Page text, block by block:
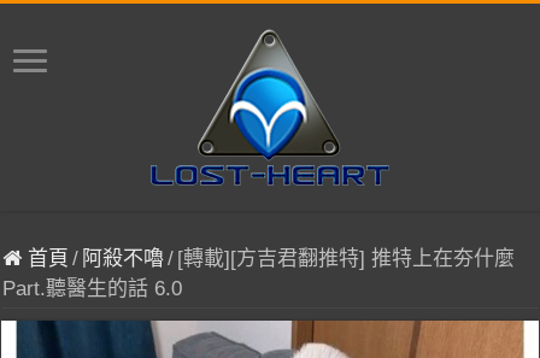
首頁 / 阿殺不嚕/ [轉載][方吉君翻推特] 推特上在夯什麼
Part.聽醫生的話 6.0